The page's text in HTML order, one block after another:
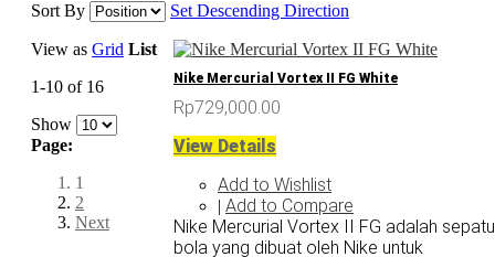
Sort By Set Descending Direction
View as Grid List
1-10 of 16
Show
Page:
1
2
Next
Nike Mercurial Vortex II FG White
Rp729,000.00
View Details
Add to Wishlist
| Add to Compare
Nike Mercurial Vortex II FG adalah sepatu
bola yang dibuat oleh Nike untuk